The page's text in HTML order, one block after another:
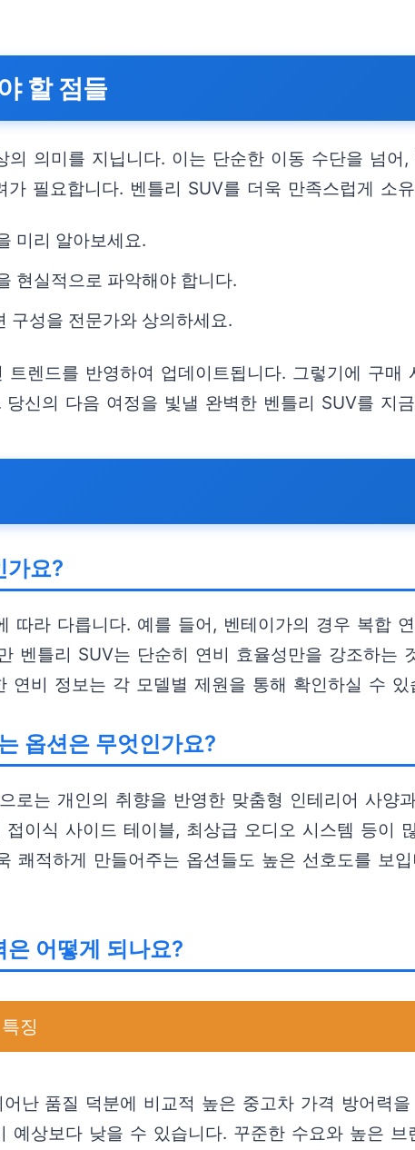
할 점들
의미를 지닙니다. 이는 단순한 이동 수단을 넘어
필요합니다. 벤틀리 SUV를 더욱 만족스럽게 소
미리 알아보세요.
현실적으로 파악해야 합니다.
구성을 전문가와 상의하세요.
렌드를 반영하여 업데이트됩니다. 그렇기에 구
신의 다음 여정을 빛낼 완벽한 벤틀리 SUV를 지
가요?
따라 다릅니다. 예를 들어, 벤테이가의 경우 복합
벤틀리 SUV는 단순히 연비 효율성만을 강조하는
연비 정보는 각 모델별 제원을 통해 확인하실 수 있
옵션은 무엇인가요?
로는 개인의 취향을 반영한 맞춤형 인테리어 사양
이식 사이드 테이블, 최상급 오디오 시스템 등이
쾌적하게 만들어주는 옵션들도 높은 선호도를 보
어떻게 되나요?
징
난 품질 덕분에 비교적 높은 중고차 가격 방어력
예상보다 낮을 수 있습니다. 꾸준한 수요와 높은